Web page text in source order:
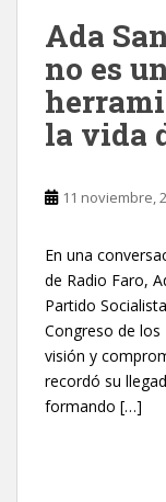
Ada
no es
la vida
11 noviembre,
En una
de Radio Faro,
Partido
Congreso de
visión y
recordó su
formando […]